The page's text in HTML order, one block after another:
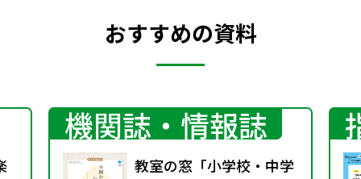
おすすめの資料
機関誌・情報誌
教室の窓「小学校・中学